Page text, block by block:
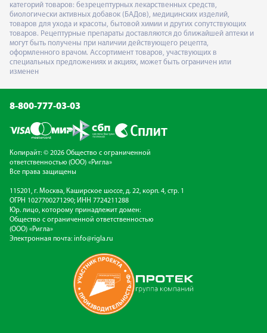
категорий товаров: безрецептурных лекарственных средств,
биологически активных добавок (БАДов), медицинских изделий,
товаров для ухода и красоты, бытовой химии и других сопутствующих
товаров. Рецептурные препараты доставляются до ближайшей аптеки и
могут быть получены при наличии действующего рецепта,
оформленного врачом. Ассортимент товаров, участвующих в
специальных предложениях и акциях, может быть ограничен или
изменен
8-800-777-03-03
Копирайт: © 2026 Общество с ограниченной
ответственностью (ООО) «Ригла»
Все права защищены
115201, г. Москва, Каширское шоссе, д. 22, корп. 4, стр. 1
ОГРН 1027700271290; ИНН 7724211288
Юр. лицо, которому принадлежит домен:
Общество с ограниченной ответственностью
(ООО) «Ригла»
Электронная почта: info@rigla.ru